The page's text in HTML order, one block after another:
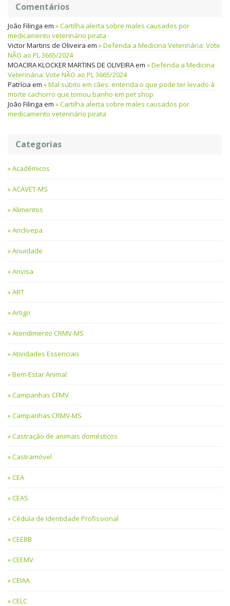
Comentários
João Filinga em
Cartilha alerta sobre males causados por
medicamento veterinário pirata
Victor Martins de Oliveira em
Defenda a Medicina Veterinária: Vote
NÃO ao PL 3665/2024
MOACIRA KLOCKER MARTINS DE OLIVEIRAem
Defenda a Medicina
Veterinária: Vote NÃO ao PL 3665/2024
Patrícia em
Mal súbito em cães: entenda o que pode ter levado à
morte cachorro que tomou banho em pet shop
João Filinga em
Cartilha alerta sobre males causados por
medicamento veterinário pirata
Categorias
Acadêmicos
ACAVET-MS
Alimentos
Anclivepa
Anuidade
Anvisa
ART
Artigo
Atendimento CRMV-MS
Atividades Essenciais
Bem-Estar Animal
Campanhas CFMV
Campanhas CRMV-MS
Castração de animais domésticos
Castramóvel
CEA
CEAS
Cédula de Identidade Profissional
CEEBB
CEEMV
CEIAA
CELC